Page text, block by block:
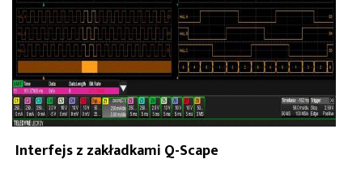
Interfejs z zakładkami Q-Scape